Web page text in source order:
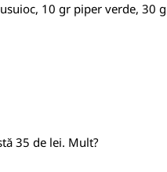
10 gr piper verde,
35 de lei. Mult?